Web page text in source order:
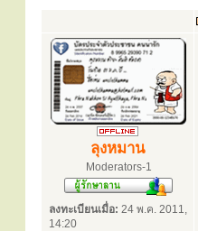
ลุงหมาน
Moderators-1
ลงทะเบียนเมื่อ: 24 พ.ค. 2011,
14:20